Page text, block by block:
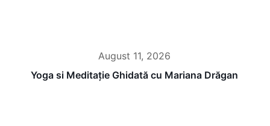
August 11, 2026
Yoga si Meditație Ghidată cu Mariana Drăgan